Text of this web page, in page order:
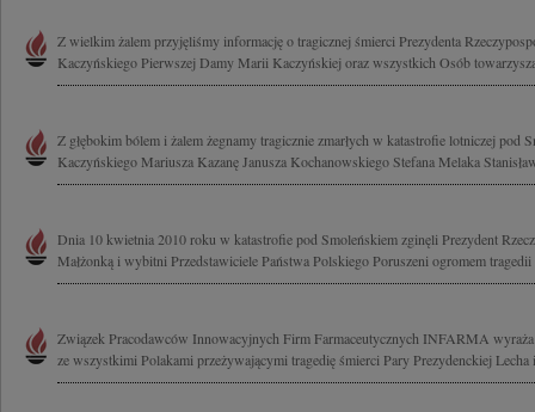
Z wielkim żalem przyjęliśmy informację o tragicznej śmierci Prezydenta
Kaczyńskiego Pierwszej Damy Marii Kaczyńskiej oraz wszystkich Osób
Z głębokim bólem i żalem żegnamy tragicznie zmarłych w katastrofie lotniczej pod
Kaczyńskiego Mariusza Kazanę Janusza Kochanowskiego Stefana Melaka
Dnia 10 kwietnia 2010 roku w katastrofie pod Smoleńskiem zginęli Prezydent
Małżonką i wybitni Przedstawiciele Państwa Polskiego Poruszeni ogromem tragedii
Związek Pracodawców Innowacyjnych Firm Farmaceutycznych INFARMA wyraża
ze wszystkimi Polakami przeżywającymi tragedię śmierci Pary Prezydenckiej